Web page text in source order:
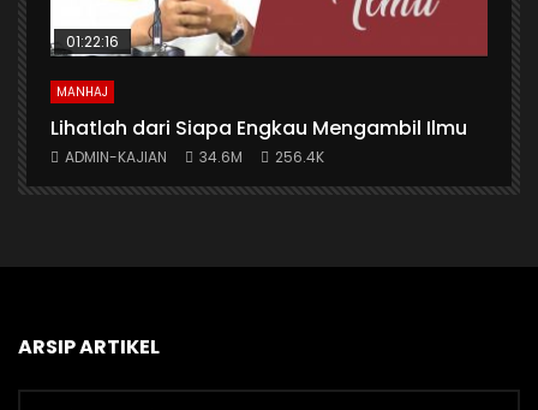
01:22:16
MANHAJ
Lihatlah dari Siapa Engkau Mengambil Ilmu
ADMIN-KAJIAN 34.6M 256.4K
ARSIP ARTIKEL
Arsip